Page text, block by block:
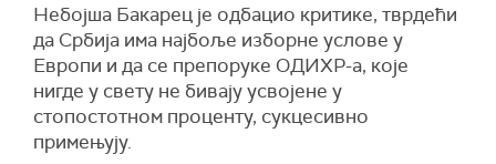
Небојша Бакарец је одбацио критике, тврдећи
да Србија има најбоље изборне услове у
Европи и да се препоруке ОДИХР-а, које
нигде у свету не бивају усвојене у
стопостотном проценту, сукцесивно
примењују.